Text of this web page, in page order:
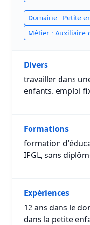
Domaine : Petite
Métier : Auxiliaire
Divers
travailler dans
enfants. emploi
Formations
formation
IPGL, sans
Expériences
12 ans dans le
dans la petite